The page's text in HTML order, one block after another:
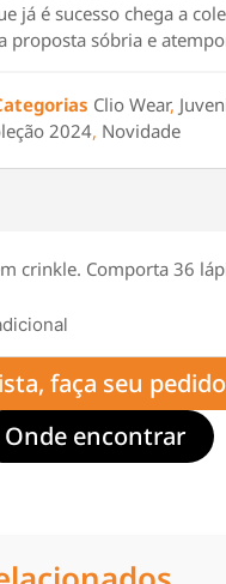
já é sucesso chega a
proposta sóbria e
Clio Wear,
2024, Novidade
crinkle. Comporta 36
faça seu pedido
Onde encontrar